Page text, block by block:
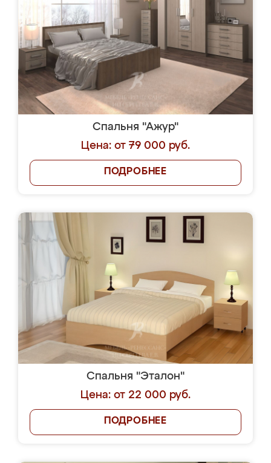
Спальня "Ажур"
Цена: от 79 000 руб.
ПОДРОБНЕЕ
Спальня "Эталон"
Цена: от 22 000 руб.
ПОДРОБНЕЕ